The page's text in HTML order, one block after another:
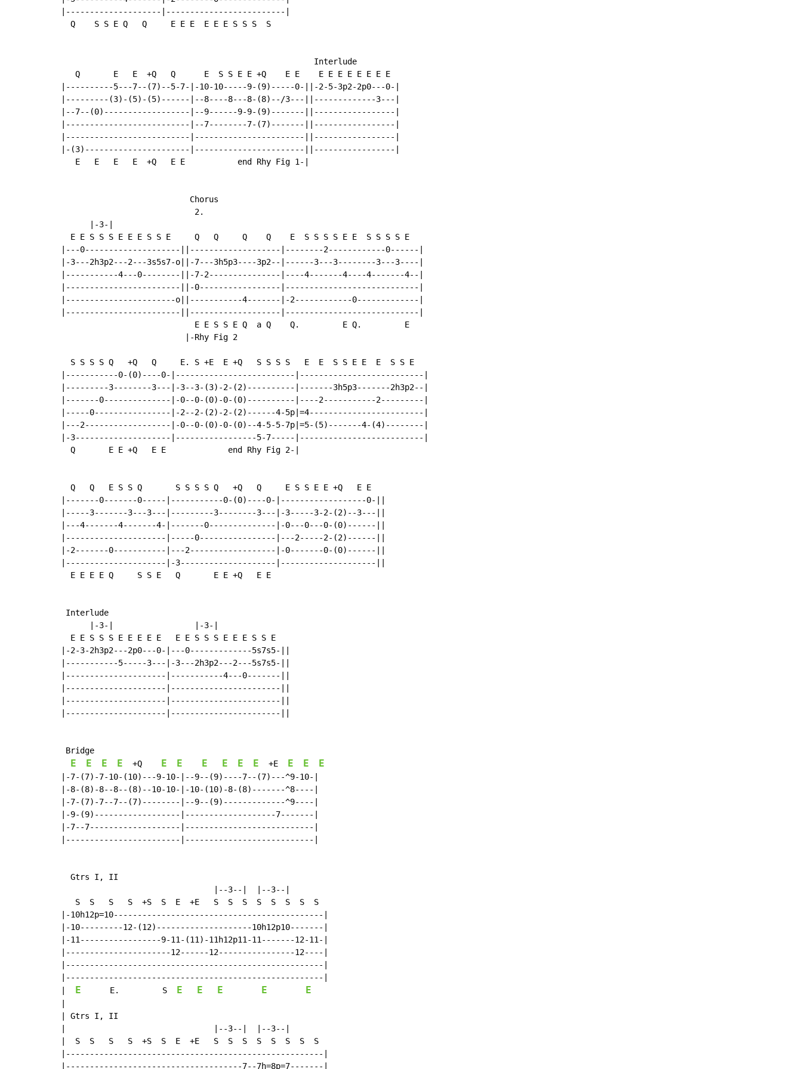
|--------------------|-------------------------|
  Q    S S E Q   Q     E E E  E E E S S S  S
                                                     Interlude
   Q       E   E  +Q   Q      E  S S E E +Q    E E    E E E E E E E E
|----------5---7--(7)--5-7-|-10-10-----9-(9)-----0-||-2-5-3p2-2p0---0-|
|---------(3)-(5)-(5)------|--8----8---8-(8)--/3---||-------------3---|
|--7--(0)------------------|--9------9-9-(9)-------||-----------------|
|--------------------------|--7--------7-(7)-------||-----------------|
|--------------------------|-----------------------||-----------------|
|-(3)----------------------|-----------------------||-----------------|
   E   E   E   E  +Q   E E           end Rhy Fig 1-|
                           Chorus
                            2.
      |-3-|
  E E S S S E E E S S E     Q   Q     Q    Q    E  S S S S E E  S S S S E
|---0--------------------||-------------------|--------2------------0------|
|-3---2h3p2---2---3s5s7-o||-7---3h5p3----3p2--|------3---3--------3---3----|
|-----------4---0--------||-7-2---------------|----4-------4----4-------4--|
|------------------------||-0-----------------|----------------------------|
|-----------------------o||-----------4-------|-2------------0-------------|
|------------------------||-------------------|----------------------------|
                            E E S S E Q  a Q    Q.         E Q.         E
                          |-Rhy Fig 2
  S S S S Q   +Q   Q     E. S +E  E +Q   S S S S   E  E  S S E E  E  S S E
|-----------0-(0)----0-|-------------------------|--------------------------|
|---------3--------3---|-3--3-(3)-2-(2)----------|-------3h5p3-------2h3p2--|
|-------0--------------|-0--0-(0)-0-(0)----------|----2-----------2---------|
|-----0----------------|-2--2-(2)-2-(2)------4-5p|=4------------------------|
|---2------------------|-0--0-(0)-0-(0)--4-5-5-7p|=5-(5)-------4-(4)--------|
|-3--------------------|-----------------5-7-----|--------------------------|
  Q       E E +Q   E E             end Rhy Fig 2-|
  Q   Q   E S S Q       S S S S Q   +Q   Q     E S S E E +Q   E E
|-------0-------0-----|-----------0-(0)----0-|------------------0-||
|-----3-------3---3---|---------3--------3---|-3-----3-2-(2)--3---||
|---4-------4-------4-|-------0--------------|-0---0---0-(0)------||
|---------------------|-----0----------------|---2-----2-(2)------||
|-2-------0-----------|---2------------------|-0-------0-(0)------||
|---------------------|-3--------------------|--------------------||
  E E E E Q     S S E   Q       E E +Q   E E
Interlude
      |-3-|                 |-3-|
  E E S S S E E E E E   E E S S S E E E S S E
|-2-3-2h3p2---2p0---0-|---0-------------5s7s5-||
|-----------5-----3---|-3---2h3p2---2---5s7s5-||
|---------------------|-----------4---0-------||
|---------------------|-----------------------||
|---------------------|-----------------------||
|---------------------|-----------------------||
Bridge
E E E E +Q E E E E E E +E E E E
|-7-(7)-7-10-(10)---9-10-|--9--(9)----7--(7)---^9-10-|
|-8-(8)-8--8--(8)--10-10-|-10-(10)-8-(8)-------^8----|
|-7-(7)-7--7--(7)--------|--9--(9)-------------^9----|
|-9-(9)------------------|-------------------7-------|
|-7--7-------------------|---------------------------|
|------------------------|---------------------------|
  Gtrs I, II
                                |--3--|  |--3--|
   S  S   S   S  +S  S  E  +E   S  S  S  S  S  S  S  S
|-10h12p=10--------------------------------------------|
|-10---------12-(12)--------------------10h12p10-------|
|-11-----------------9-11-(11)-11h12p11-11-------12-11-|
|----------------------12------12----------------12----|
|------------------------------------------------------|
E E. S E E E E E
| Gtrs I, II
|                               |--3--|  |--3--|
|  S  S   S   S  +S  S  E  +E   S  S  S  S  S  S  S  S
|------------------------------------------------------|
|-------------------------------------7--7h=8p=7-------|